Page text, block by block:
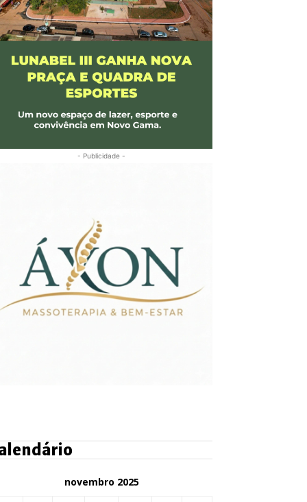
- Publicidade -
novembro 2025